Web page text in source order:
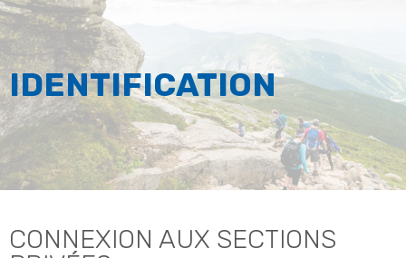
IDENTIFICATION
CONNEXION AUX SECTIONS